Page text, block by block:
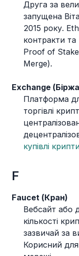
Друга за
запущена
2015 року.
контракти
Proof of
Merge).
Exchange
Платформа
торгівлі
купівлі
F
Faucet (Кран)
Вебсайт або
кількості
зазвичай за
Корисний